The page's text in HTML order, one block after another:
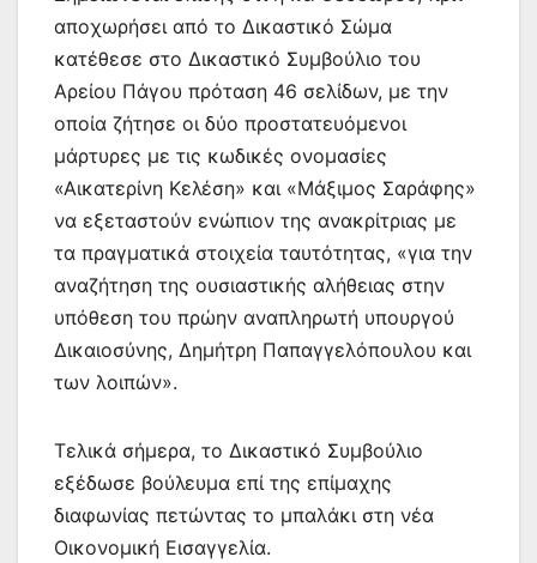
αποχωρήσει από το Δικαστικό Σώμα
κατέθεσε στο Δικαστικό Συμβούλιο του
Αρείου Πάγου πρόταση 46 σελίδων, με την
οποία ζήτησε οι δύο προστατευόμενοι
μάρτυρες με τις κωδικές ονομασίες
«Αικατερίνη Κελέση» και «Μάξιμος Σαράφης»
να εξεταστούν ενώπιον της ανακρίτριας με
τα πραγματικά στοιχεία ταυτότητας, «για την
αναζήτηση της ουσιαστικής αλήθειας στην
υπόθεση του πρώην αναπληρωτή υπουργού
Δικαιοσύνης, Δημήτρη Παπαγγελόπουλου και
των λοιπών».
Τελικά σήμερα, το Δικαστικό Συμβούλιο
εξέδωσε βούλευμα επί της επίμαχης
διαφωνίας πετώντας το μπαλάκι στη νέα
Οικονομική Εισαγγελία.